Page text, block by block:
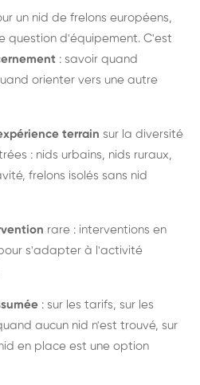
un nid de frelons européens,
question d'équipement. C'est
: savoir quand
orienter vers une autre
terrain sur la diversité
: nids urbains, nids ruraux,
frelons isolés sans nid
rare : interventions en
s'adapter à l'activité
: sur les tarifs, sur les
aucun nid n'est trouvé, sur
en place est une option